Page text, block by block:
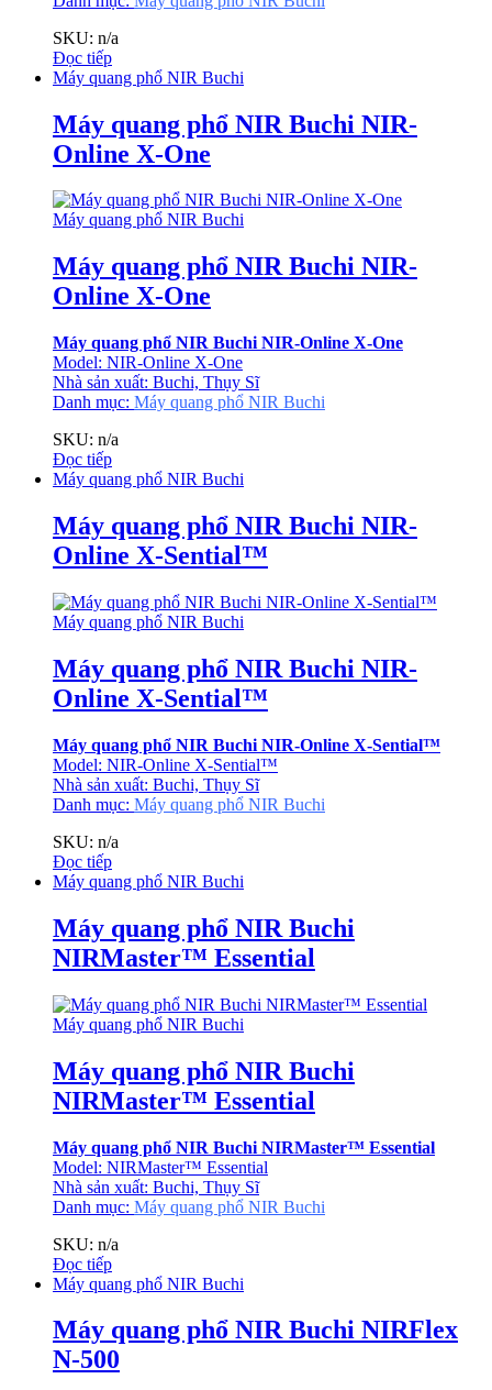
SKU: n/a
Đọc tiếp
Máy quang phổ NIR Buchi
Máy quang phổ NIR Buchi NIR-
Online X-One
Máy quang phổ NIR Buchi
Máy quang phổ NIR Buchi NIR-
Online X-One
Máy quang phổ NIR Buchi NIR-Online X-One
Model: NIR-Online X-One
Nhà sản xuất: Buchi, Thụy Sĩ
Danh mục: Máy quang phổ NIR Buchi
SKU: n/a
Đọc tiếp
Máy quang phổ NIR Buchi
Máy quang phổ NIR Buchi NIR-
Online X-Sential™
Máy quang phổ NIR Buchi
Máy quang phổ NIR Buchi NIR-
Online X-Sential™
Máy quang phổ NIR Buchi NIR-Online X-Sential™
Model: NIR-Online X-Sential™
Nhà sản xuất: Buchi, Thụy Sĩ
Danh mục: Máy quang phổ NIR Buchi
SKU: n/a
Đọc tiếp
Máy quang phổ NIR Buchi
Máy quang phổ NIR Buchi
NIRMaster™ Essential
Máy quang phổ NIR Buchi
Máy quang phổ NIR Buchi
NIRMaster™ Essential
Máy quang phổ NIR Buchi NIRMaster™ Essential
Model: NIRMaster™ Essential
Nhà sản xuất: Buchi, Thụy Sĩ
Danh mục: Máy quang phổ NIR Buchi
SKU: n/a
Đọc tiếp
Máy quang phổ NIR Buchi
Máy quang phổ NIR Buchi NIRFlex
N-500